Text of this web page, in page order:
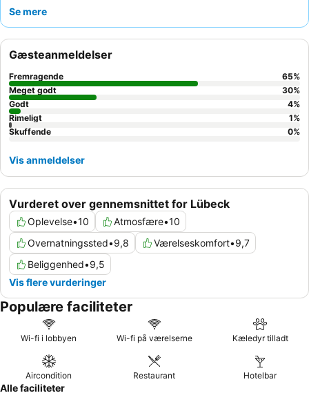
badeværelser til kørestolsbrugere roses. Gæsterne roser
bredt udvalg af varme og kolde retter. For et mere roligt ophold
bør du vælge et værelse mod haven, da værelserne er godt
lydisolerede.
Se mere
Vurderet over gennemsnittet for Lübeck
Oplevelse•10 Atmosfære•10
Overnatningssted•9,8 Værelseskomfort•9,7
Beliggenhed•9,5
Vis flere vurderinger
Gæsteanmeldelser
Fremragende 65%
Meget godt
30%
Godt
4%
Rimeligt
1%
Skuffende
0%
Vis anmeldelser
Populære faciliteter
Wi-fi i lobbyen Wi-fi på værelserne Kæledyr tilladt
Aircondition Restaurant Hotelbar
Alle faciliteter